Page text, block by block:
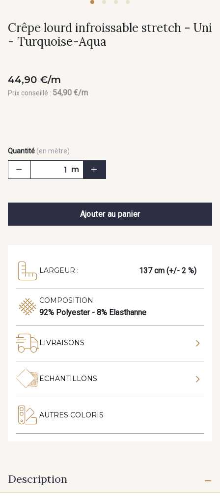
Crêpe lourd infroissable stretch - Uni
- Turquoise-Aqua
44,90 €/m
Prix conseillé : 54,90 €/m
Quantité (en mètre)
m
Ajouter au panier
LARGEUR : 137 cm (+/- 2 %)
COMPOSITION :
92% Polyester - 8% Elasthanne
LIVRAISONS
ECHANTILLONS
AUTRES COLORIS
Description